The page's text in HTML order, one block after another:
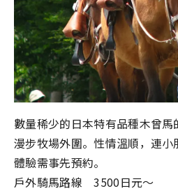
數量稀少的日本特有品種木曾
漫步牧場外圍。性情溫順，連
體驗需事先預約。
戶外騎馬路線 3500日元～